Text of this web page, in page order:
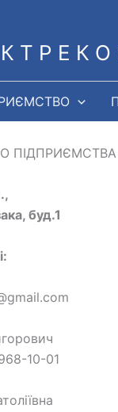
Т Р Е К О
буд.1
10-01